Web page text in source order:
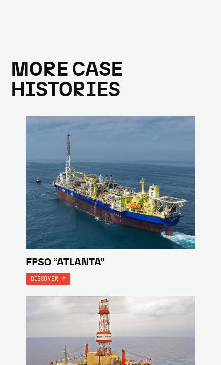
MORE CASE
HISTORIES
FPSO “ATLANTA”
DISCOVER